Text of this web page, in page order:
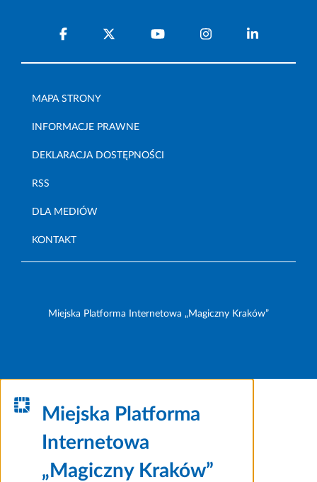
MAPA STRONY
INFORMACJE PRAWNE
DEKLARACJA DOSTĘPNOŚCI
RSS
DLA MEDIÓW
KONTAKT
Miejska Platforma Internetowa „Magiczny Kraków”
Miejska Platforma
Internetowa
„Magiczny Kraków”